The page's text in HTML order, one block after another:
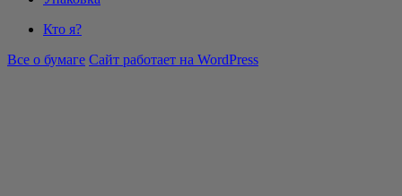
Кто я?
Все о бумаге Сайт работает на WordPress